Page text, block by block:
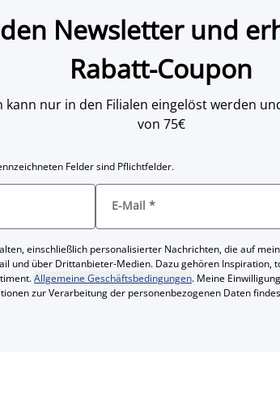
Newsletter und
Rabatt-Coupon
kann nur in den Filialen eingelöst werden
von 75€
Felder sind Pflichtfelder.
E-Mail *
einschließlich personalisierter Nachrichten, die auf
und über Drittanbieter-Medien. Dazu gehören Inspiration,
Allgemeine Geschäftsbedingungen. Meine
zur Verarbeitung der personenbezogenen Daten